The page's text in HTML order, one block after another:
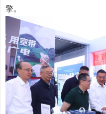
擎。